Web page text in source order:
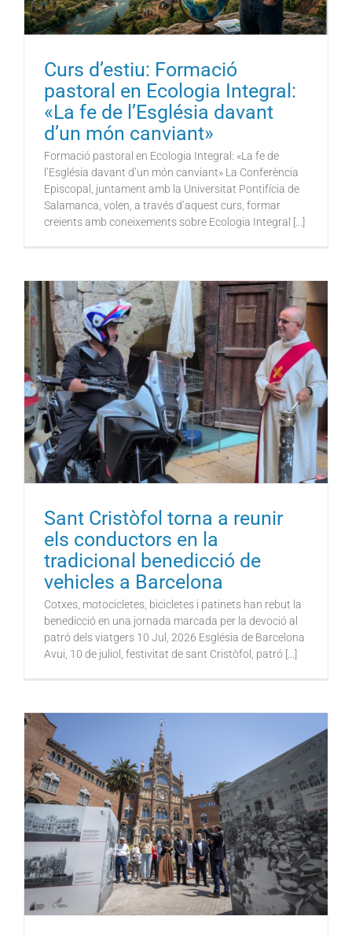
Curs d’estiu: Formació
pastoral en Ecologia Integral:
«La fe de l’Església davant
d’un món canviant»
Formació pastoral en Ecologia Integral: «La fe de
l’Església davant d’un món canviant» La Conferència
Episcopal, juntament amb la Universitat Pontifícia de
Salamanca, volen, a través d’aquest curs, formar
creients amb coneixements sobre Ecologia Integral [...]
Sant Cristòfol torna a reunir
els conductors en la
tradicional benedicció de
vehicles a Barcelona
Cotxes, motocicletes, bicicletes i patinets han rebut la
benedicció en una jornada marcada per la devoció al
patró dels viatgers 10 Jul, 2026 Església de Barcelona
Avui, 10 de juliol, festivitat de sant Cristòfol, patró [...]